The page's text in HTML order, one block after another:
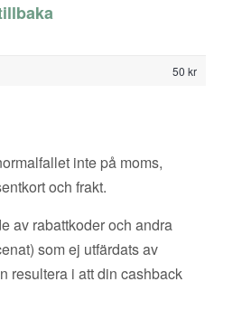
50 kr
inte på moms,
och frakt.
av rabattkoder och andra
som ej utfärdats av
resultera i att din cashback